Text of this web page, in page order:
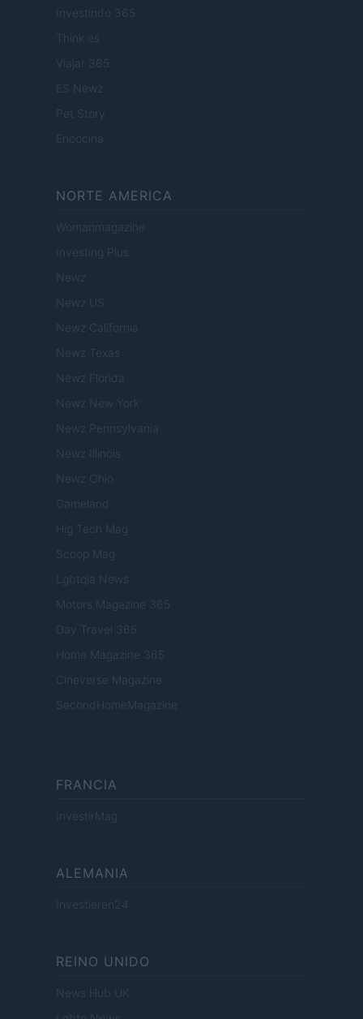
Investindo 365
Think.es
Viajar 365
ES Newz
Pet Story
Encocina
NORTE AMERICA
Womanmagazine
Investing Plus
Newz
Newz US
Newz California
Newz Texas
Newz Florida
Newz New York
Newz Pennsylvania
Newz Illinois
Newz Ohio
Gameland
Hig Tech Mag
Scoop Mag
Lgbtqia News
Motors Magazine 365
Day Travel 365
Home Magazine 365
Cineverse Magazine
SecondHomeMagazine
FRANCIA
InvestirMag
ALEMANIA
Investieren24
REINO UNIDO
News Hub UK